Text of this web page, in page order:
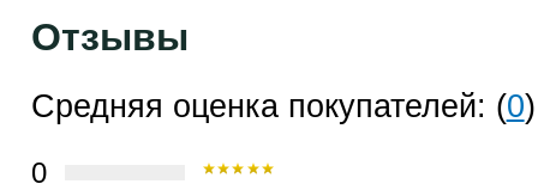
Отзывы
Средняя оценка покупателей: (0)
0